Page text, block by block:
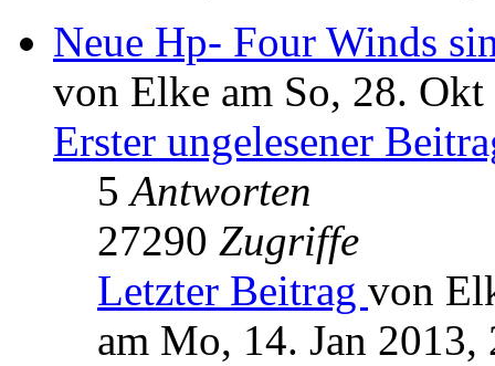
Neue Hp- Four Winds
von Elke am So, 28.
Erster ungelesener
5Antworten
27290 Zugriffe
Letzter Beitrag von
am Mo, 14. Jan 2013,